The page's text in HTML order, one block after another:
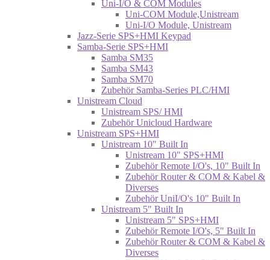
Uni-I/O & COM Modules
Uni-COM Module,Unistream
Uni-I/O Module, Unistream
Jazz-Serie SPS+HMI Keypad
Samba-Serie SPS+HMI
Samba SM35
Samba SM43
Samba SM70
Zubehör Samba-Series PLC/HMI
Unistream Cloud
Unistream SPS/ HMI
Zubehör Unicloud Hardware
Unistream SPS+HMI
Unistream 10" Built In
Unistream 10" SPS+HMI
Zubehör Remote I/O's, 10" Built In
Zubehör Router & COM & Kabel &
Diverses
Zubehör UniI/O's 10" Built In
Unistream 5" Built In
Unistream 5" SPS+HMI
Zubehör Remote I/O's, 5" Built In
Zubehör Router & COM & Kabel &
Diverses